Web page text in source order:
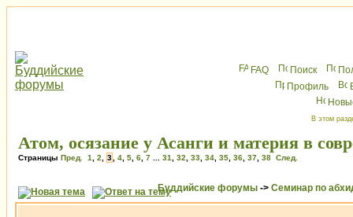
FAQ Поиск
Профиль
В этом
Атом, осязание у Асанги и материя в
Страницы Пред. 1 2 3 4 5 6 7 31 32 33 34 35 36 37 38 След.
Буддийские форумы -> Семинар по